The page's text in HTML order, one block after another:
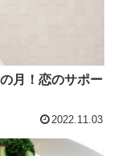
月！恋のサポー
2022.11.03